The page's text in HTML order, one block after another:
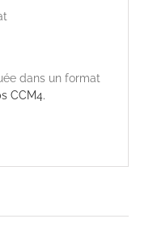
dans un format
CCM4.